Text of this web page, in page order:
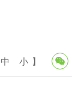
中 小 】